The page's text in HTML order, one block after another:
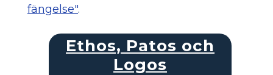
fängelse".
Ethos, Patos och
Logos